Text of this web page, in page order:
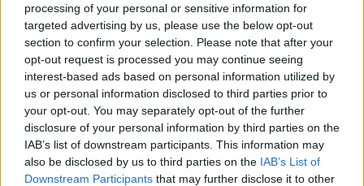
processing of your personal or sensitive information for
targeted advertising by us, please use the below opt-out
section to confirm your selection. Please note that after your
opt-out request is processed you may continue seeing
interest-based ads based on personal information utilized by
us or personal information disclosed to third parties prior to
your opt-out. You may separately opt-out of the further
disclosure of your personal information by third parties on the
IAB’s list of downstream participants. This information may
also be disclosed by us to third parties on the IAB’s List of
Downstream Participants that may further disclose it to other
Fókuszban: a gyermekek adatainak
védelme
poklaszlo•2023. szeptember 22.
A gyermekeket érintően megvalósuló adatkezelések
fokozott kockázatot jelenthetnek, hiszen a
gyermekek, mint az adatkezelés érintettjei tipikusan
kevésbé lehetnek azon információk birtokában,